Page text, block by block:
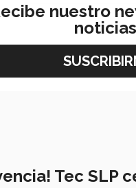
Tec SLP
nuestro